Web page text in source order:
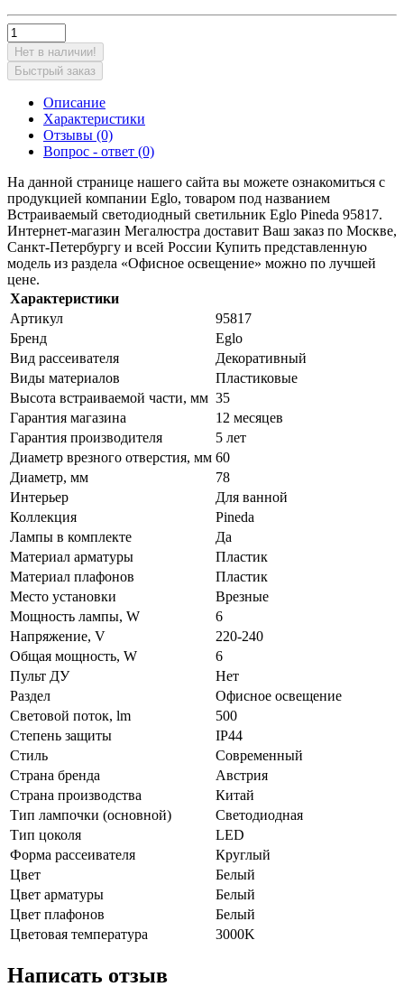
Нет в наличии!
Быстрый заказ
Описание
Характеристики
Отзывы (0)
Вопрос - ответ (0)
На данной странице нашего сайта вы можете ознакомиться с
продукцией компании Eglo, товаром под названием
Встраиваемый светодиодный светильник Eglo Pineda 95817.
Интернет-магазин Мегалюстра доставит Ваш заказ по Москве,
Санкт-Петербургу и всей России Купить представленную
модель из раздела «Офисное освещение» можно по лучшей
цене.
Характеристики
Артикул
95817
Бренд
Eglo
Вид рассеивателя
Декоративный
Виды материалов
Пластиковые
Высота встраиваемой части, мм 35
Гарантия магазина
12 месяцев
Гарантия производителя
5 лет
Диаметр врезного отверстия, мм 60
Диаметр, мм
78
Интерьер
Для ванной
Коллекция
Pineda
Лампы в комплекте
Да
Материал арматуры
Пластик
Материал плафонов
Пластик
Место установки
Врезные
Мощность лампы, W
6
Напряжение, V
220-240
Общая мощность, W
6
Пульт ДУ
Нет
Раздел
Офисное освещение
Световой поток, lm
500
Степень защиты
IP44
Стиль
Современный
Страна бренда
Австрия
Страна производства
Китай
Тип лампочки (основной)
Светодиодная
Тип цоколя
LED
Форма рассеивателя
Круглый
Цвет
Белый
Цвет арматуры
Белый
Цвет плафонов
Белый
Цветовая температура
3000K
Написать отзыв